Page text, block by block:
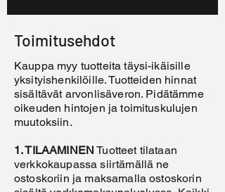
Toimitusehdot
Kauppa myy tuotteita täysi-ikäisille
yksityishenkilöille. Tuotteiden hinnat
sisältävät arvonlisäveron. Pidätämme
oikeuden hintojen ja toimituskulujen
muutoksiin.
1. TILAAMINEN Tuotteet tilataan
verkkokaupassa siirtämällä ne
ostoskoriin ja maksamalla ostoskorin